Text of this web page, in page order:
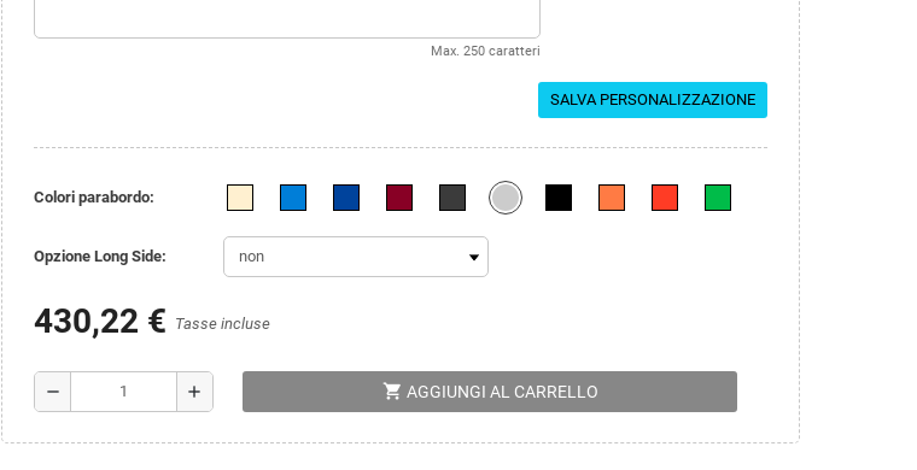
Max. 250 caratteri
SALVA PERSONALIZZAZIONE
Colori parabordo:
Opzione Long Side:
430,22 € Tasse incluse
remove add shopping_cart AGGIUNGI AL CARRELLO